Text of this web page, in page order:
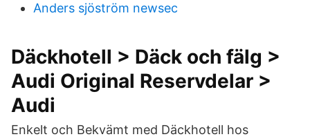
Anders sjöström newsec
Däckhotell > Däck och fälg >
Audi Original Reservdelar >
Audi
Enkelt och Bekvämt med Däckhotell hos